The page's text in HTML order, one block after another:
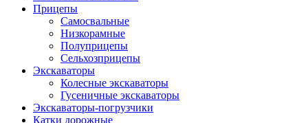
Прицепы
Самосвальные
Низкорамные
Полуприцепы
Сельхозприцепы
Экскаваторы
Колесные экскаваторы
Гусеничные экскаваторы
Экскаваторы-погрузчики
Катки дорожные